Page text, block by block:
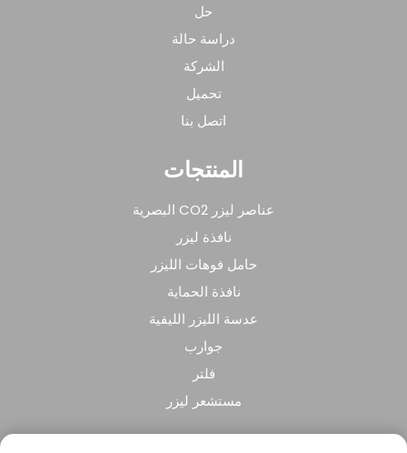
حل
دراسة حالة
الشركة
تحميل
اتصل بنا
المنتجات
عناصر ليزر CO2 البصرية
نافذة ليزر
حامل فوهات الليزر
نافذة الحماية
عدسة الليزر الليفية
جوارب
فلتر
مستشعر ليزر